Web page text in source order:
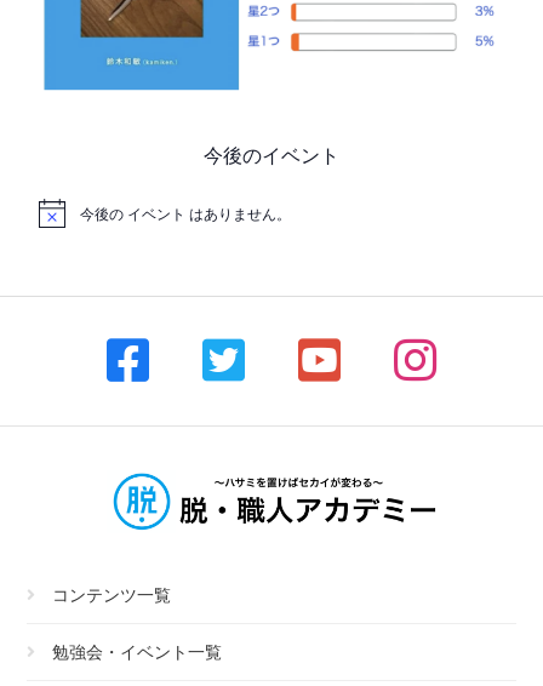
今後のイベント
今後の イベント はありません。
コンテンツ一覧
勉強会・イベント一覧